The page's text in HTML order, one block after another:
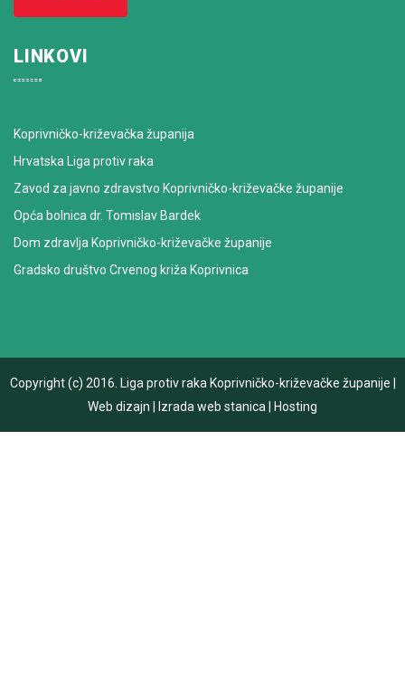
LINKOVI
Koprivničko-križevačka županija
Hrvatska Liga protiv raka
Zavod za javno zdravstvo Koprivničko-križevačke županije
Opća bolnica dr. Tomislav Bardek
Dom zdravlja Koprivničko-križevačke županije
Gradsko društvo Crvenog križa Koprivnica
Copyright (c) 2016. Liga protiv raka Koprivničko-križevačke županije
Web dizajn
Izrada web stanica Hosting